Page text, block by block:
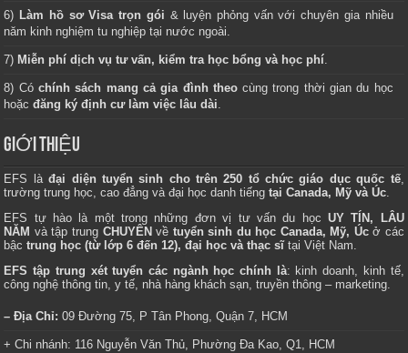
6) Làm hồ sơ Visa trọn gói & luyện phỏng vấn với chuyên gia nhiều
năm kinh nghiệm tu nghiệp tại nước ngoài.
7) Miễn phí dịch vụ tư vấn, kiểm tra học bổng và học phí.
8) Cóchính sách mang cả gia đình theocùng trong thời gian du học
hoặcđăng ký định cư làm việc lâu dài.
GIỚI THIỆU
EFS làđại diện tuyển sinh cho trên 250 tổ chức giáo dục quốc tế,
trường trung học, cao đẳng và đại học danh tiếng tại Canada, Mỹ và Úc.
EFS tự hào là một trong những đơn vị tư vấn du học UY TÍN, LÂU
NĂM và tập trung CHUYÊN về tuyển sinh du học Canada, Mỹ, Úcở các
bậctrung học (từ lớp 6 đến 12), đại học và thạc sĩtại Việt Nam.
EFS tập trung xét tuyển các ngành học chính là: kinh doanh, kinh tế,
công nghệ thông tin, y tế, nhà hàng khách sạn, truyền thông – marketing.
– Địa Chỉ: 09 Đường 75, P Tân Phong, Quận 7, HCM
+ Chi nhánh: 116 Nguyễn Văn Thủ, Phường Đa Kao, Q1, HCM